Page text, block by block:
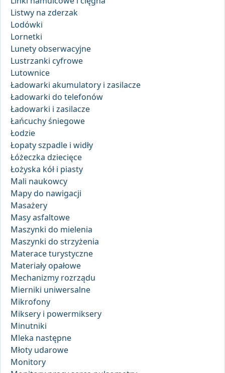
Listwy na zderzak
Lodówki
Lornetki
Lunety obserwacyjne
Lustrzanki cyfrowe
Lutownice
Ładowarki akumulatory i zasilacze
Ładowarki do telefonów
Ładowarki i zasilacze
Łańcuchy śniegowe
Łodzie
Łopaty szpadle i widły
Łóżeczka dziecięce
Łożyska kół i piasty
Mali naukowcy
Mapy do nawigacji
Masażery
Masy asfaltowe
Maszynki do mielenia
Maszynki do strzyżenia
Materace turystyczne
Materiały opałowe
Mechanizmy rozrządu
Mierniki uniwersalne
Mikrofony
Miksery i powermiksery
Minutniki
Mleka następne
Młoty udarowe
Monitory